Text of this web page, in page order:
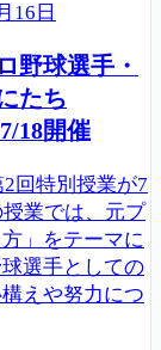
16日
野球選手・
たち
18開催
回特別授業が7
業では、元プ
」をテーマに
選手としての
えや努力につ